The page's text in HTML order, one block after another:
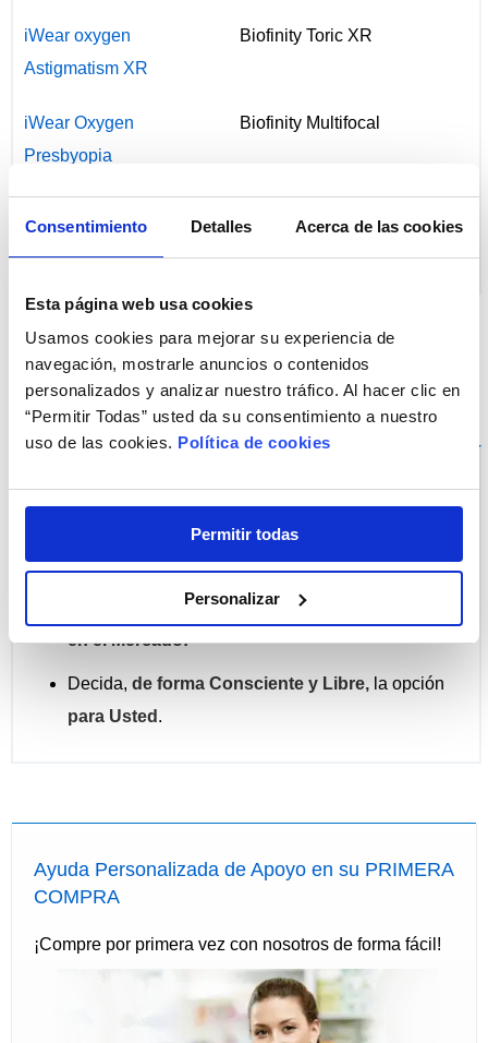
Consentimiento Detalles Acerca de las cookies
Esta página web usa cookies
Usamos cookies para mejorar su experiencia de
navegación, mostrarle anuncios o contenidos
personalizados y analizar nuestro tráfico. Al hacer clic en
“Permitir Todas” usted da su consentimiento a nuestro
uso de las cookies. Política de cookies
Permitir todas
Personalizar
iWear oxygen
Astigmatism XR
Biofinity Toric XR
iWear Oxygen
Presbyopia
Biofinity Multifocal
iWear Oxygen XR Biofinity XR
Decida con Libertad
Nuestra empresa tiene como misión proporcionar a los
Usuarios de Lentillas Información de acceso fácil y,
simultáneamente, rigurosa, para que:
Cuáles son las opciones disponibles
en el Mercado!
Decida, de forma Consciente y Libre, la opción
para Usted .
Ayuda Personalizada de Apoyo en su PRIMERA
COMPRA
¡Compre por primera vez con nosotros de forma fácil!